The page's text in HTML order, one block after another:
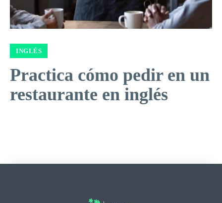
INGLÉS
Practica cómo pedir en un
restaurante en inglés